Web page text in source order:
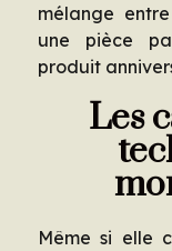
mélange
une pièce
produit
Les
Même si elle